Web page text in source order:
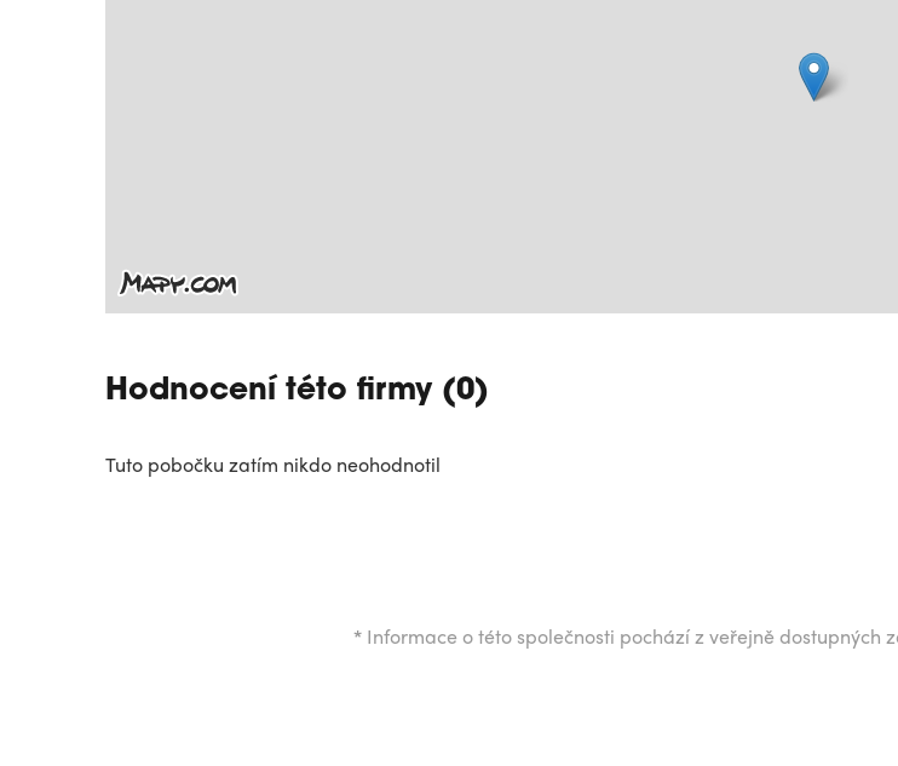
Hodnocení této firmy (0)
Tuto pobočku zatím nikdo neohodnotil
* Informace o této společnosti pochází z veřejně dostupných